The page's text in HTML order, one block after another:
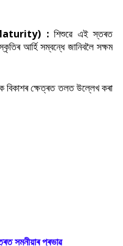
Maturity) :শিশুৱে এই স্তৰত
আৰ্হি সম্বন্ধে জানিবলৈ সক্ষম
বিকাশৰ ক্ষেত্ৰত তলত উল্লেখ কৰা
সমনীয়াৰ প্ৰভাৱ